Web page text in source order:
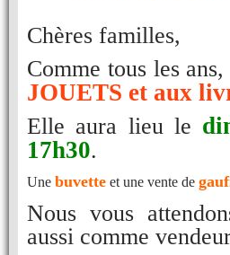
Chères familles,
Comme tous les
JOUETS et aux
Elle aura lieu le
17h30.
Une buvette et une vente de
Nous vous
aussi comme